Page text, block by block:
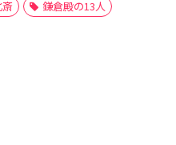
鎌倉殿の13人